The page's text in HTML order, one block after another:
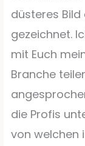
düsteres Bild
gezeichnet.
mit Euch
Branche
die Profis
von welchen